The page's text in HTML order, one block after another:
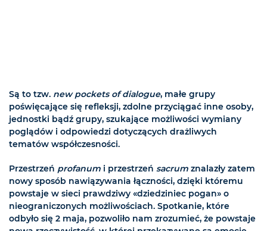
Są to tzw. new pockets of dialogue, małe grupy
poświęcające się refleksji, zdolne przyciągać inne osoby,
jednostki bądź grupy, szukające możliwości wymiany
poglądów i odpowiedzi dotyczących drażliwych
tematów współczesności.
Przestrzeń profanum i przestrzeń sacrum znalazły zatem
nowy sposób nawiązywania łączności, dzięki któremu
powstaje w sieci prawdziwy «dziedziniec pogan» o
nieograniczonych możliwościach. Spotkanie, które
odbyło się 2 maja, pozwoliło nam zrozumieć, że powstaje